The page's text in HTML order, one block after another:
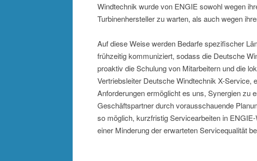
Windtechnik wurde von ENGIE sowohl wegen
Turbinenhersteller zu warten, als auch wegen
Auf diese Weise werden Bedarfe spezifischer
frühzeitig kommuniziert, sodass die Deutsche
proaktiv die Schulung von Mitarbeitern und die
Vertriebsleiter Deutsche Windtechnik X-Service,
Anforderungen ermöglicht es uns, Synergien zu
Geschäftspartner durch vorausschauende
so möglich, kurzfristig Servicearbeiten in
einer Minderung der erwarteten Servicequalität